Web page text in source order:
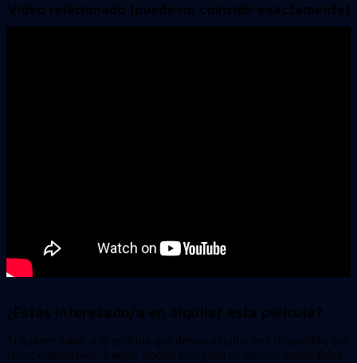
Video relacionado (puede no coincidir exactamente)
¿Estas interesado/a en alquilar esta película?
Si quieres saber si la película que deseas alquilar está disponible, por
favor, contáctanos. Luego, podrás recogerla en nuestra tienda física.